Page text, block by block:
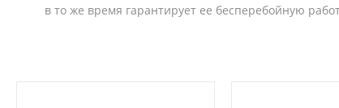
в то же время гарантирует ее бесперебойную